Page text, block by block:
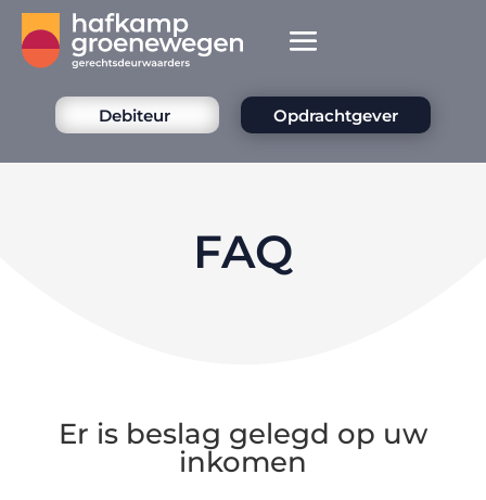
Debiteur Opdrachtgever
FAQ
Er is beslag gelegd op uw
inkomen